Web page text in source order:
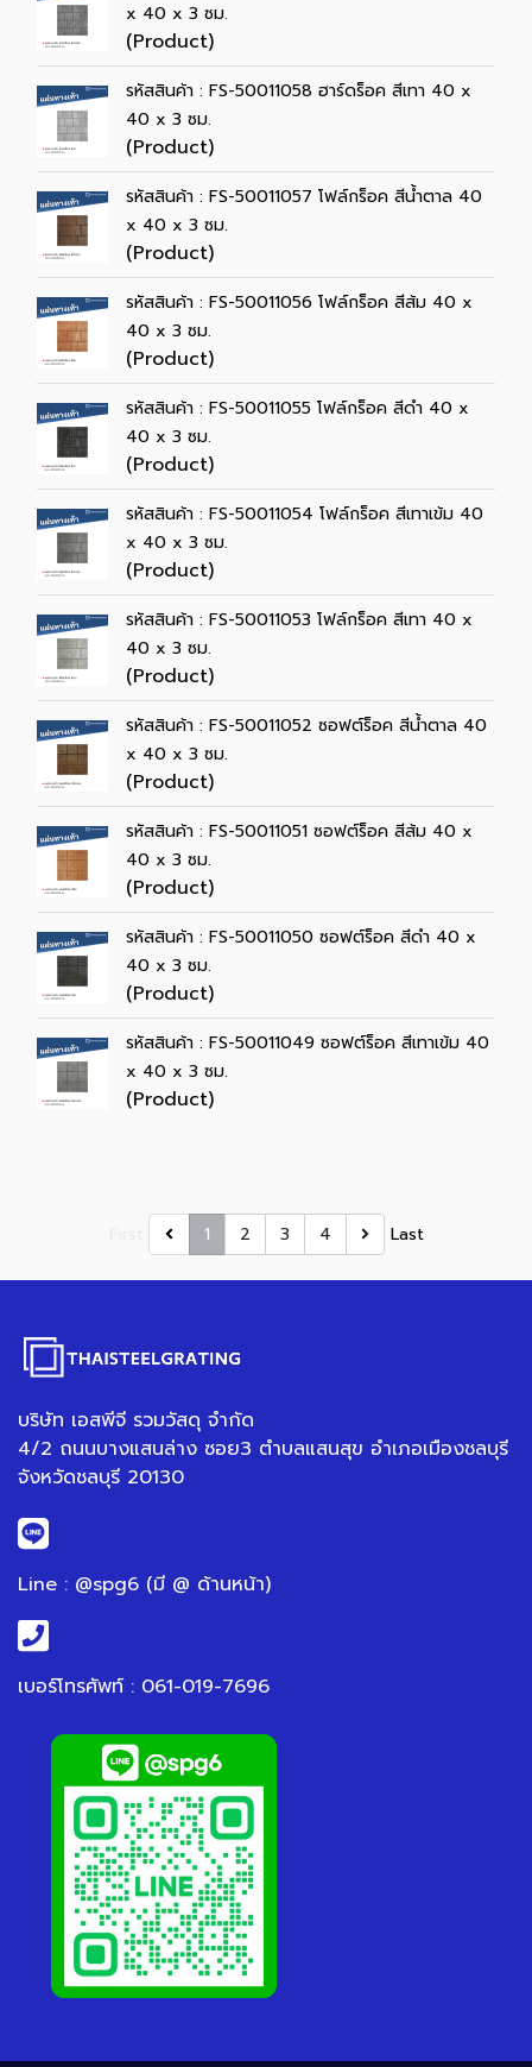
x 40 x 3 ซม.
(Product)
รหัสสินค้า : FS-50011058 ฮาร์ดร็อค สีเทา 40 x
40 x 3 ซม.
(Product)
รหัสสินค้า : FS-50011057 โฟล์กร็อค สีน้ำตาล 40
x 40 x 3 ซม.
(Product)
รหัสสินค้า : FS-50011056 โฟล์กร็อค สีส้ม 40 x
40 x 3 ซม.
(Product)
รหัสสินค้า : FS-50011055 โฟล์กร็อค สีดำ 40 x
40 x 3 ซม.
(Product)
รหัสสินค้า : FS-50011054 โฟล์กร็อค สีเทาเข้ม 40
x 40 x 3 ซม.
(Product)
รหัสสินค้า : FS-50011053 โฟล์กร็อค สีเทา 40 x
40 x 3 ซม.
(Product)
รหัสสินค้า : FS-50011052 ซอฟต์ร็อค สีน้ำตาล 40
x 40 x 3 ซม.
(Product)
รหัสสินค้า : FS-50011051 ซอฟต์ร็อค สีส้ม 40 x
40 x 3 ซม.
(Product)
รหัสสินค้า : FS-50011050 ซอฟต์ร็อค สีดำ 40 x
40 x 3 ซม.
(Product)
รหัสสินค้า : FS-50011049 ซอฟต์ร็อค สีเทาเข้ม 40
x 40 x 3 ซม.
(Product)
1 2 3 4 Last
บริษัท เอสพีจี รวมวัสดุ จำกัด
4/2 ถนนบางแสนล่าง ซอย3 ตำบลแสนสุข อำเภอเมืองชลบุรี
จังหวัดชลบุรี 20130
Line : @spg6 (มี @ ด้านหน้า)
เบอร์โทรศัพท์ : 061-019-7696